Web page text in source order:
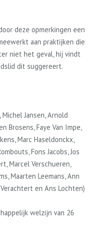
deze opmerkingen een
aan praktijken die
niet het geval, hij vindt
dit suggereert.
Jansen, Arnold
Brosens, Faye Van Impe,
Marc Haseldonckx,
Fons Jacobs, Jos
Marcel Verschueren,
Maarten Leemans, Ann
en Ans Lochten)
welzijn van 26